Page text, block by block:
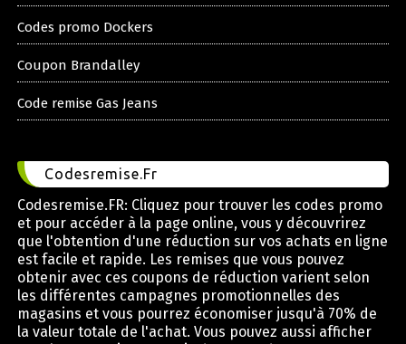
Codes promo Dockers
Coupon Brandalley
Code remise Gas Jeans
Codesremise.Fr
Codesremise.FR: Cliquez pour trouver les codes promo
et pour accéder à la page online, vous y découvrirez
que l'obtention d'une réduction sur vos achats en ligne
est facile et rapide. Les remises que vous pouvez
obtenir avec ces coupons de réduction varient selon
les différentes campagnes promotionnelles des
magasins et vous pourrez économiser jusqu'à 70% de
la valeur totale de l'achat. Vous pouvez aussi afficher